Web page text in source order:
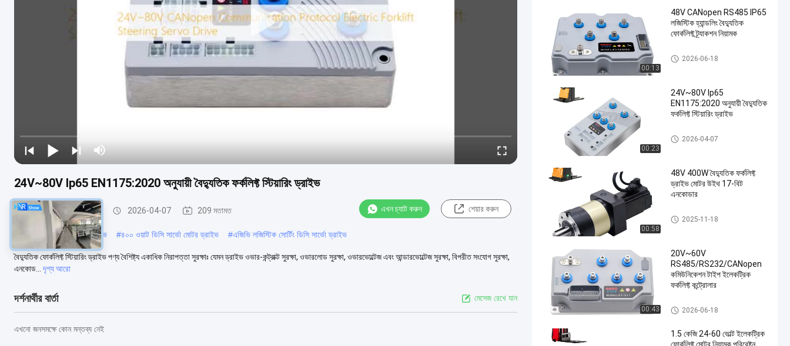
24V~80V Ip65 EN1175:2020 অনুযায়ী বৈদ্যুতিক ফর্কলিফ্ট স্টিয়ারিং ড্রাইভ
বৈদ্যুতিক ফোরক্লিফ্ট নিয়ন্ত্রক 2026-04-07 209 মতামত এখন চ্যাট করুন শেয়ার করুন
১৭ বিট ডিসি সার্ভো মোটর ড্রাইভ #৪০০ ওয়াট ডিসি সার্ভো মোটর ড্রাইভ #এজিভি লজিস্টিক সোর্টিং ডিসি সার্ভো ড্রাইভ
বৈদ্যুতিক ফোর্কলিফ্ট স্টিয়ারিং ড্রাইভ পণ্য বৈশিষ্ট্য একাধিক নিরাপত্তা সুরক্ষাঃ যেমন ড্রাইভ ওভার-কন্ট্রাক্ট সুরক্ষা, ওভারলোড সুরক্ষা, ওভারভোল্টেজ এবং আন্ডারভোল্টেজ সুরক্ষা, বিপরীত সংযোগ সুরক্ষা,
এনকোড...
দৃশ্য আরো
দর্শনার্থীর বার্তা মেসেজ রেখে যান
এখনো জনসমক্ষে কোন মন্তব্য নেই
00:13
48V CANopen RS485 IP65
লজিস্টিক হ্যান্ডলিং বৈদ্যুতিক
ফোর্কলিফ্ট ট্র্যাকশন নিয়ামক
বৈদ্যুতিক ফোরক্লিফ্ট নিয়ন্ত্রক
2026-06-18
00:23
24V~80V Ip65
EN1175:2020 অনুযায়ী বৈদ্যুতিক
ফর্কলিফ্ট স্টিয়ারিং ড্রাইভ
বৈদ্যুতিক ফোরক্লিফ্ট নিয়ন্ত্রক
2026-04-07
00:58
48V 400W বৈদ্যুতিক ফর্কলিফ্ট
ড্রাইভ মোটর উইথ 17-বিট
এনকোডার
বৈদ্যুতিক ফোর্কলিফ্ট ড্রাইভ মোটর
2025-11-18
00:43
20V~60V
RS485/RS232/CANopen
কমিউনিকেশন টাইপ ইলেকট্রিক
ফর্কলিফ্ট কন্ট্রোলার
বৈদ্যুতিক ফোরক্লিফ্ট নিয়ন্ত্রক
2026-06-18
1.5 কেজি 24-60 ভোল্ট ইলেকট্রিক